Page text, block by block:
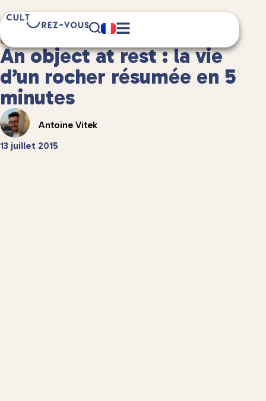
Culture
1 minute(s) de lecture
An object at rest : la vie
d’un rocher résumée en 5
minutes
Antoine Vitek
13 juillet 2015